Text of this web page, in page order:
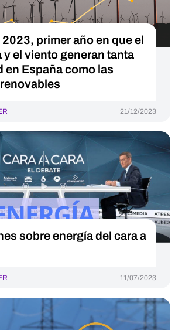
primer año en que el
y el viento generan tanta
en España como las
21/12/2023
sobre energía del cara a
11/07/2023